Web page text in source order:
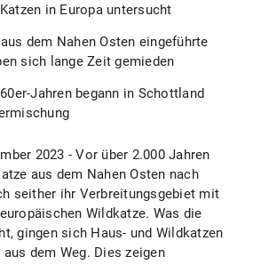
in Europa untersucht
dem Nahen Osten eingeführte
sich lange Zeit gemieden
Jahren begann in Schottland
2023 - Vor über 2.000 Jahren
aus dem Nahen Osten nach
seither ihr Verbreitungsgebiet mit
Wildkatze. Was die
gingen sich Haus- und Wildkatzen
dem Weg. Dies zeigen